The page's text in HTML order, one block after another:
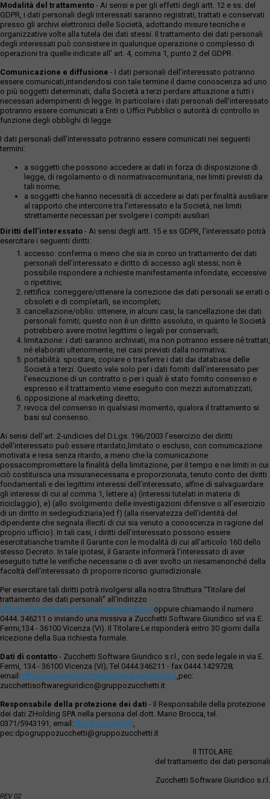
Modalità del trattamento - Ai sensi e per gli effetti degli artt. 12 e ss. del
GDPR, i dati personali degli interessati saranno registrati, trattati e conservati
presso gli archivi elettronici delle Società, adottando misure tecniche e
organizzative volte alla tutela dei dati stessi. Il trattamento dei dati personali
degli interessati può consistere in qualunque operazione o complesso di
operazioni tra quelle indicate all' art. 4, comma 1, punto 2 del GDPR.
Comunicazione e diffusione - I dati personali dell’interessato potranno
essere comunicati,intendendosi con tale termine il darne conoscenza ad uno
o più soggetti determinati, dalla Società a terzi perdare attuazione a tutti i
necessari adempimenti di legge. In particolare i dati personali dell’interessato
potranno essere comunicati a Enti o Uffici Pubblici o autorità di controllo in
funzione degli obblighi di legge.
I dati personali dell’interessato potranno essere comunicati nei seguenti
termini:
a soggetti che possono accedere ai dati in forza di disposizione di
legge, di regolamento o di normativacomunitaria, nei limiti previsti da
tali norme;
a soggetti che hanno necessità di accedere ai dati per finalità ausiliare
al rapporto che intercorre tra l’interessato e la Società, nei limiti
strettamente necessari per svolgere i compiti ausiliari.
Diritti dell’interessato - Ai sensi degli artt. 15 e ss GDPR, l’interessato potrà
esercitare i seguenti diritti:
accesso: conferma o meno che sia in corso un trattamento dei dati
personali dell’interessato e diritto di accesso agli stessi; non è
possibile rispondere a richieste manifestamente infondate, eccessive
o ripetitive;
rettifica: correggere/ottenere la correzione dei dati personali se errati o
obsoleti e di completarli, se incompleti;
cancellazione/oblio: ottenere, in alcuni casi, la cancellazione dei dati
personali forniti; questo non è un diritto assoluto, in quanto le Società
potrebbero avere motivi legittimi o legali per conservarli;
limitazione: i dati saranno archiviati, ma non potranno essere né trattati,
né elaborati ulteriormente, nei casi previsti dalla normativa;
portabilità: spostare, copiare o trasferire i dati dai database delle
Società a terzi. Questo vale solo per i dati forniti dall’interessato per
l’esecuzione di un contratto o per i quali è stato fornito consenso e
espresso e il trattamento viene eseguito con mezzi automatizzati;
opposizione al marketing diretto;
revoca del consenso in qualsiasi momento, qualora il trattamento si
basi sul consenso.
Ai sensi dell’art. 2-undicies del D.Lgs. 196/2003 l’esercizio dei diritti
dell’interessato può essere ritardato,limitato o escluso, con comunicazione
motivata e resa senza ritardo, a meno che la comunicazione
possacompromettere la finalità della limitazione, per il tempo e nei limiti in cui
ciò costituisca una misuranecessaria e proporzionata, tenuto conto dei diritti
fondamentali e dei legittimi interessi dell’interessato, alfine di salvaguardare
gli interessi di cui al comma 1, lettere a) (interessi tutelati in materia di
riciclaggio), e) (allo svolgimento delle investigazioni difensive o all’esercizio
di un diritto in sedegiudiziaria)ed f) (alla riservatezza dell’identità del
dipendente che segnala illeciti di cui sia venuto a conoscenza in ragione del
proprio ufficio). In tali casi, i diritti dell’interessato possono essere
esercitatianche tramite il Garante con le modalità di cui all’articolo 160 dello
stesso Decreto. In tale ipotesi, il Garante informerà l’interessato di aver
eseguito tutte le verifiche necessarie o di aver svolto un riesamenonché della
facoltà dell’interessato di proporre ricorso giurisdizionale.
Per esercitare tali diritti potrà rivolgersi alla nostra Struttura "Titolare del
trattamento dei dati personali" all'indirizzo
ufficio.privacy@zucchettisofwaregiuridico.itoppure chiamando il numero
0444. 346211 o inviando una missiva a Zucchetti Software Giuridico srl via E.
Fermi,134 - 36100 Vicenza (VI). Il Titolare Le risponderà entro 30 giorni dalla
ricezione della Sua richiesta formale.
Dati di contatto - Zucchetti Software Giuridico s.r.l., con sede legale in via E.
Fermi, 134 - 36100 Vicenza (VI); Tel 0444.346211 - fax 0444.1429728;
email:ufficio.privacy@zucchettisoftwaregiuridico.it,pec:
zucchettisoftwaregiuridico@gruppozucchetti.it
Responsabile della protezione dei dati - Il Responsabile della protezione
dei dati ZHolding SPA nella persona del dott. Mario Brocca, tel.
0371/5943191, email:dpo@zucchetti.it,
pec:dpogruppozucchetti@gruppozucchetti.it
Il TITOLARE
del trattamento dei dati personali
Zucchetti Software Giuridico s.r.l.
REV 02